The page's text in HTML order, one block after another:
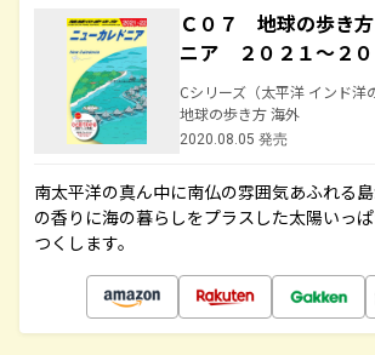
Ｃ０７ 地球の歩き
ニア ２０２１～２０
Cシリーズ（太平洋 インド洋
地球の歩き方 海外
2020.08.05 発売
南太平洋の真ん中に南仏の雰囲気あふれる
の香りに海の暮らしをプラスした太陽いっ
つくします。